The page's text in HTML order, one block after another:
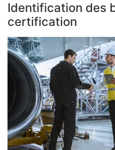
Identification des
certification